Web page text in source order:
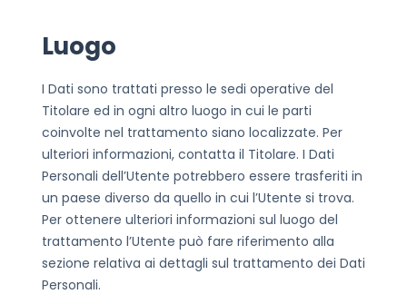
Luogo
I Dati sono trattati presso le sedi operative del
Titolare ed in ogni altro luogo in cui le parti
coinvolte nel trattamento siano localizzate. Per
ulteriori informazioni, contatta il Titolare. I Dati
Personali dell’Utente potrebbero essere trasferiti in
un paese diverso da quello in cui l’Utente si trova.
Per ottenere ulteriori informazioni sul luogo del
trattamento l’Utente può fare riferimento alla
sezione relativa ai dettagli sul trattamento dei Dati
Personali.